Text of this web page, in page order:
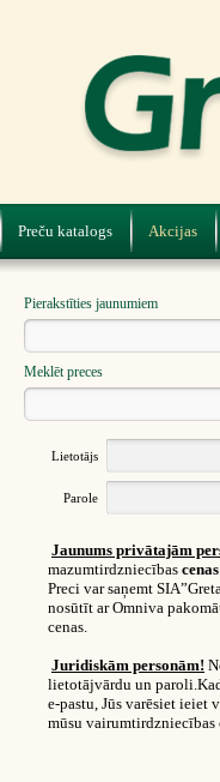
Preču katalogs Akcijas
Pierakstīties jaunumiem
Meklēt preces
Lietotājs
Parole
Jaunums privātajām
mazumtirdzniecības
Preci var saņemt
nosūtīt ar Omniva
cenas.
Juridiskām personām!
lietotājvārdu un
e-pastu, Jūs varēsiet ieiet
mūsu